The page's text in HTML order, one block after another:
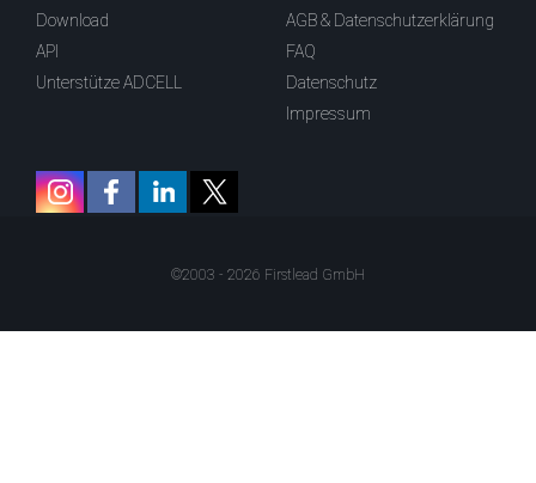
Download
API
Unterstütze ADCELL
AGB & Datenschutzerklärung
FAQ
Datenschutz
Impressum
©2003 - 2026 Firstlead GmbH